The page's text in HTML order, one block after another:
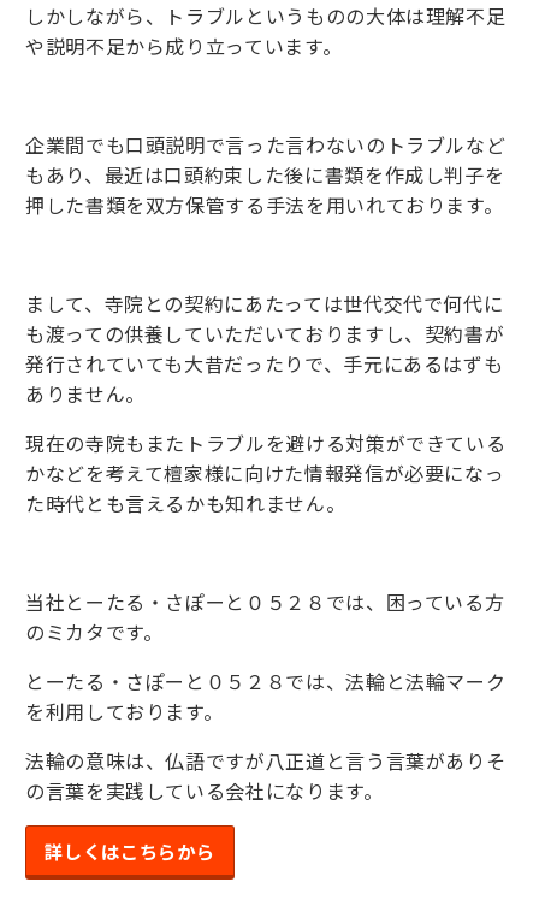
しかしながら、トラブルというものの大体は理解不足
や説明不足から成り立っています。
企業間でも口頭説明で言った言わないのトラブルなど
もあり、最近は口頭約束した後に書類を作成し判子を
押した書類を双方保管する手法を用いれております。
まして、寺院との契約にあたっては世代交代で何代に
も渡っての供養していただいておりますし、契約書が
発行されていても大昔だったりで、手元にあるはずも
ありません。
現在の寺院もまたトラブルを避ける対策ができている
かなどを考えて檀家様に向けた情報発信が必要になっ
た時代とも言えるかも知れません。
当社とーたる・さぽーと０５２８では、困っている方
のミカタです。
とーたる・さぽーと０５２８では、法輪と法輪マーク
を利用しております。
法輪の意味は、仏語ですが八正道と言う言葉がありそ
の言葉を実践している会社になります。
詳しくはこちらから